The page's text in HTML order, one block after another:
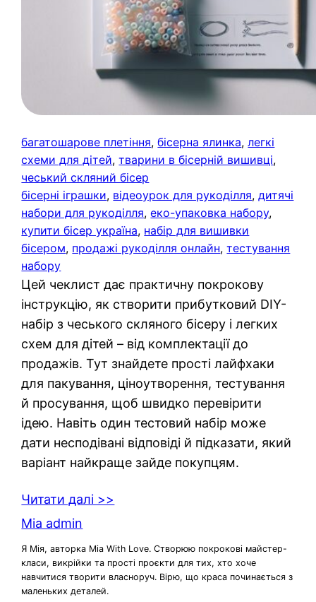
багатошарове плетіння, бісерна ялинка, легкі
схеми для дітей, тварини в бісерній вишивці
чеський скляний бісер
бісерні іграшки, відеоурок для рукоділля, дитячі
набори для рукоділля, еко-упаковка набору
купити бісер україна, набір для вишивки
бісером, продажі рукоділля онлайн, тестування
набору
Цей чеклист дає практичну покрокову
інструкцію, як створити прибутковий DIY-
набір з чеського скляного бісеру і легких
схем для дітей – від комплектації до
продажів. Тут знайдете прості лайфхаки
для пакування, ціноутворення, тестування
й просування, щоб швидко перевірити
ідею. Навіть один тестовий набір може
дати несподівані відповіді й підказати, який
варіант найкраще зайде покупцям.
Читати далі >>
Mia admin
Я Мія, авторка Mia With Love. Створюю покрокові майстер-
класи, викрійки та прості проєкти для тих, хто хоче
навчитися творити власноруч. Вірю, що краса починається з
маленьких деталей.